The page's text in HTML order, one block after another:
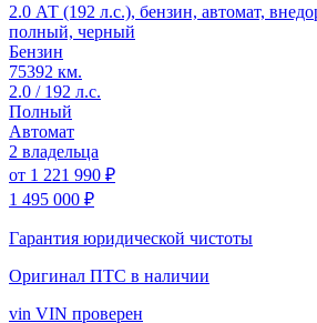
2.0 АТ (192 л.с.), бензин, автомат,
полный, черный
Бензин
75392 км.
2.0 / 192 л.с.
Полный
Автомат
2 владельца
от 1 221 990 ₽
1 495 000 ₽
Гарантия юридической чистоты
Оригинал ПТС в наличии
vin VIN проверен